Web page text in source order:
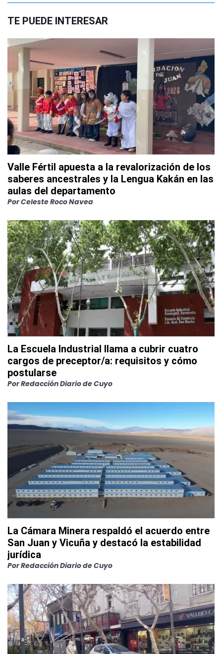
TE PUEDE INTERESAR
Valle Fértil apuesta a la revalorización de los
saberes ancestrales y la Lengua Kakán en las
aulas del departamento
PorCeleste Roco Navea
La Escuela Industrial llama a cubrir cuatro
cargos de preceptor/a: requisitos y cómo
postularse
PorRedacción Diario de Cuyo
La Cámara Minera respaldó el acuerdo entre
San Juan y Vicuña y destacó la estabilidad
jurídica
PorRedacción Diario de Cuyo